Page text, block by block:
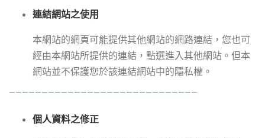
連結網站之使用
本網站的網頁可能提供其他網站的網路連結，您也可
經由本網站所提供的連結，點選進入其他網站。但本
網站並不保護您於該連結網站中的隱私權。
個人資料之修正